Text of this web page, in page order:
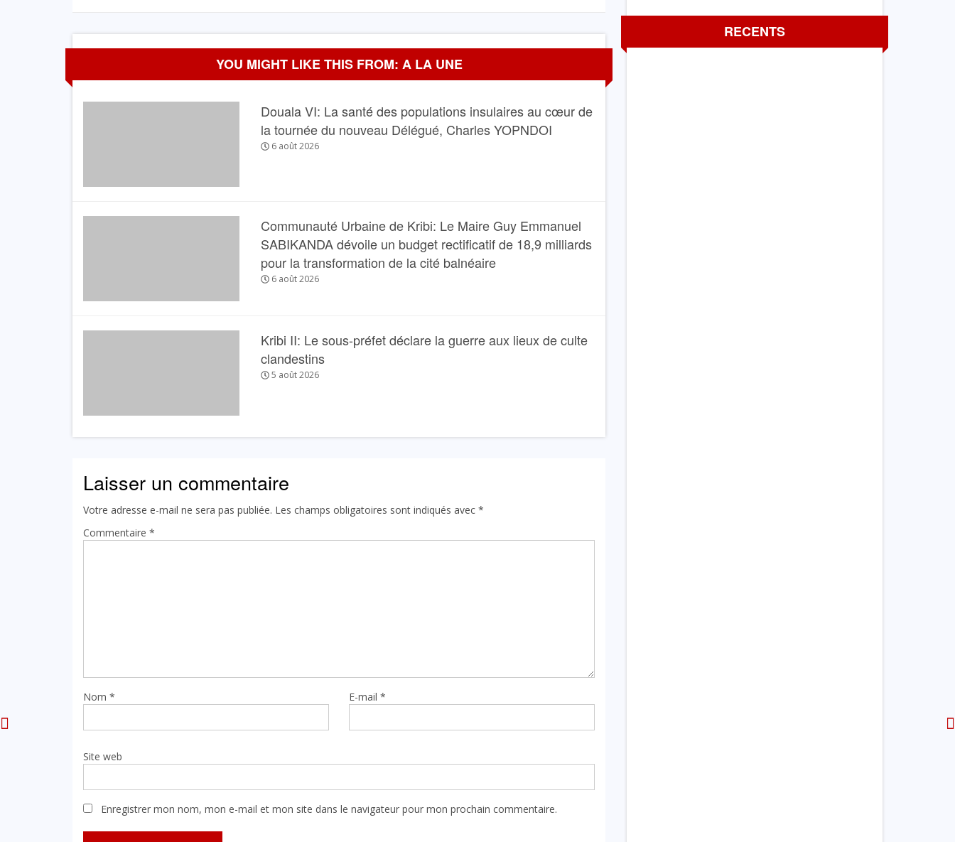
YOU MIGHT LIKE THIS FROM: A LA UNE
Douala VI: La santé des populations insulaires au cœur de
la tournée du nouveau Délégué, Charles YOPNDOI
6 août 2026
Communauté Urbaine de Kribi: Le Maire Guy Emmanuel
SABIKANDA dévoile un budget rectificatif de 18,9 milliards
pour la transformation de la cité balnéaire
6 août 2026
Kribi II: Le sous-préfet déclare la guerre aux lieux de culte
clandestins
5 août 2026
Laisser un commentaire
Votre adresse e-mail ne sera pas publiée. Les champs obligatoires sont indiqués avec *
Commentaire *
Nom * E-mail*
Site web
Enregistrer mon nom, mon e-mail et mon site dans le navigateur pour mon prochain commentaire.
RECENTS